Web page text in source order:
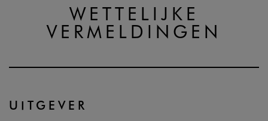
WETTELIJKE
VERMELDINGEN
UITGEVER